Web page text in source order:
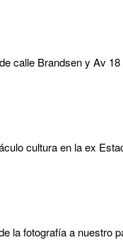
calle Brandsen y Av 18
cultura en la ex
la fotografía a nuestro